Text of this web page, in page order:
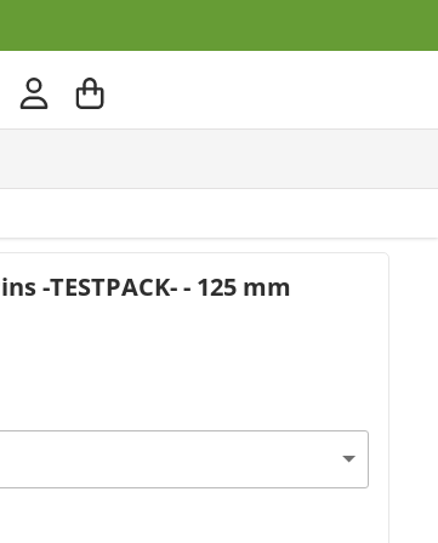
-TESTPACK- - 125 mm